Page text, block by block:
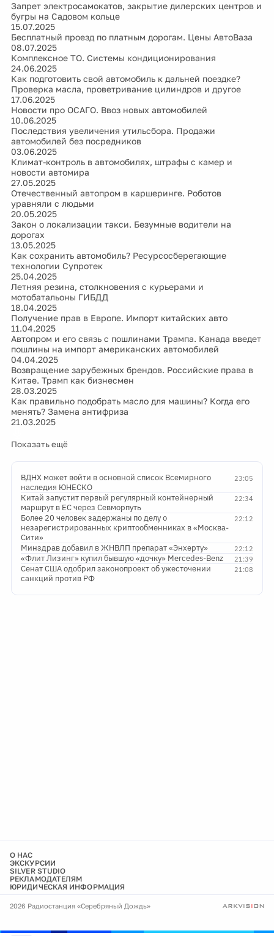
Запрет электросамокатов, закрытие дилерских центров и
бугры на Садовом кольце
15.07.2025
Бесплатный проезд по платным дорогам. Цены АвтоВаза
08.07.2025
Комплексное ТО. Системы кондиционирования
24.06.2025
Как подготовить свой автомобиль к дальней поездке?
Проверка масла, проветривание цилиндров и другое
17.06.2025
Новости про ОСАГО. Ввоз новых автомобилей
10.06.2025
Последствия увеличения утильсбора. Продажи
автомобилей без посредников
03.06.2025
Климат-контроль в автомобилях, штрафы с камер и
новости автомира
27.05.2025
Отечественный автопром в каршеринге. Роботов
уравняли с людьми
20.05.2025
Закон о локализации такси. Безумные водители на
дорогах
13.05.2025
Как сохранить автомобиль? Ресурсосберегающие
технологии Супротек
25.04.2025
Летняя резина, столкновения с курьерами и
мотобатальоны ГИБДД
18.04.2025
Получение прав в Европе. Импорт китайских авто
11.04.2025
Автопром и его связь с пошлинами Трампа. Канада введет
пошлины на импорт американских автомобилей
04.04.2025
Возвращение зарубежных брендов. Российские права в
Китае. Трамп как бизнесмен
28.03.2025
Как правильно подобрать масло для машины? Когда его
менять? Замена антифриза
21.03.2025
Показать ещё
23:05
ВДНХ может войти в основной список Всемирного
наследия ЮНЕСКО
22:34
Китай запустит первый регулярный контейнерный
маршрут в ЕС через Севморпуть
22:12
Более 20 человек задержаны по делу о
незарегистрированных криптообменниках в «Москва-
Сити»
22:12
Минздрав добавил в ЖНВЛП препарат «Энхерту»
21:39
«Флит Лизинг» купил бывшую «дочку» Mercedes-Benz
21:08
Сенат США одобрил законопроект об ужесточении
санкций против РФ
О НАС
ЭКСКУРСИИ
SILVER STUDIO
РЕКЛАМОДАТЕЛЯМ
ЮРИДИЧЕСКАЯ ИНФОРМАЦИЯ
2026 Радиостанция «Серебряный Дождь»